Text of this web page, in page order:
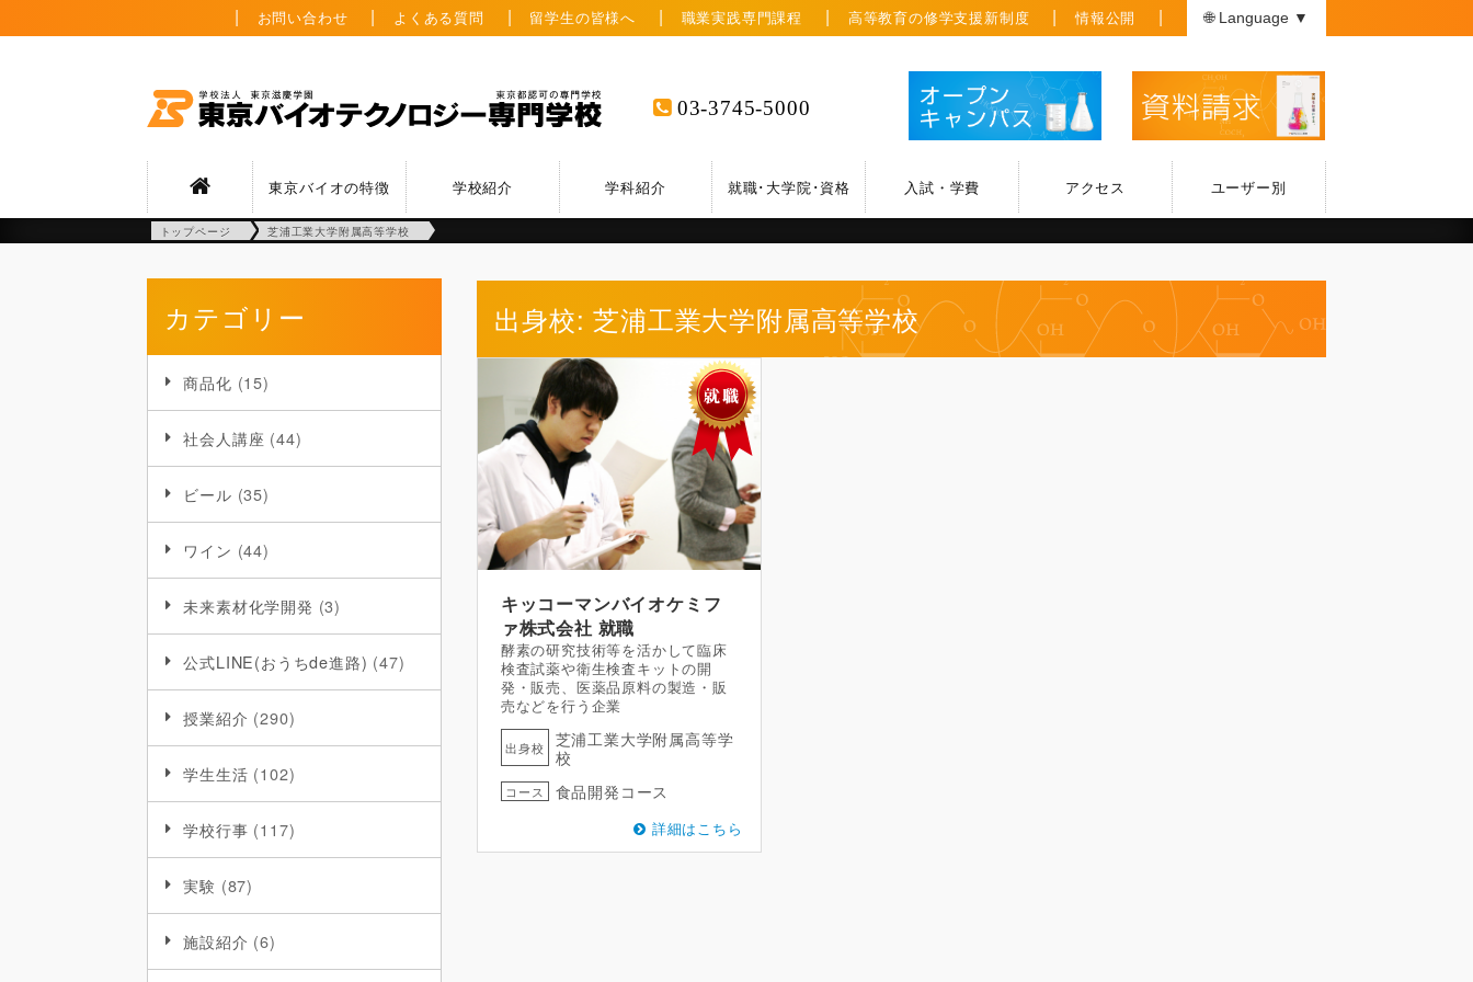
お問い合わせ よくある質問 留学生の皆様へ 職業実践専門課程 高等教育の修学支援新制度 情報公開 🌐 Language ▼
03-3745-5000
東京バイオの特徴 学校紹介 学科紹介 就職･大学院･資格 入試・学費 アクセス ユーザー別
トップページ 芝浦工業大学附属高等学校
カテゴリー
商品化 (15)
社会人講座 (44)
ビール (35)
ワイン (44)
未来素材化学開発 (3)
公式LINE(おうちde進路) (47)
授業紹介 (290)
学生生活 (102)
学校行事 (117)
実験 (87)
施設紹介 (6)
出身校: 芝浦工業大学附属高等学校
キッコーマンバイオケミフ
ァ株式会社 就職
酵素の研究技術等を活かして臨床
検査試薬や衛生検査キットの開
発・販売、医薬品原料の製造・販
売などを行う企業
出身校
芝浦工業大学附属高等学
校
コース 食品開発コース
詳細はこちら